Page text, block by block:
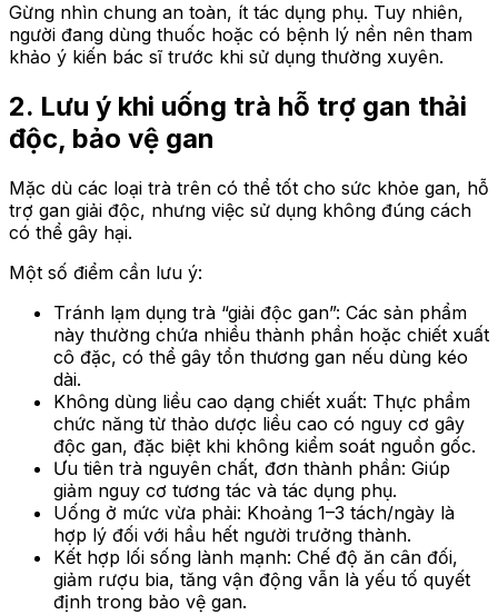
Gừng nhìn chung an toàn, ít tác dụng phụ. Tuy nhiên,
người đang dùng thuốc hoặc có bệnh lý nền nên tham
khảo ý kiến bác sĩ trước khi sử dụng thường xuyên.
2. Lưu ý khi uống trà hỗ trợ gan thải
độc, bảo vệ gan
Mặc dù các loại trà trên có thể tốt cho sức khỏe gan, hỗ
trợ gan giải độc, nhưng việc sử dụng không đúng cách
có thể gây hại.
Một số điểm cần lưu ý:
Tránh lạm dụng trà “giải độc gan”: Các sản phẩm
này thường chứa nhiều thành phần hoặc chiết xuất
cô đặc, có thể gây tổn thương gan nếu dùng kéo
dài.
Không dùng liều cao dạng chiết xuất: Thực phẩm
chức năng từ thảo dược liều cao có nguy cơ gây
độc gan, đặc biệt khi không kiểm soát nguồn gốc.
Ưu tiên trà nguyên chất, đơn thành phần: Giúp
giảm nguy cơ tương tác và tác dụng phụ.
Uống ở mức vừa phải: Khoảng 1–3 tách/ngày là
hợp lý đối với hầu hết người trưởng thành.
Kết hợp lối sống lành mạnh: Chế độ ăn cân đối,
giảm rượu bia, tăng vận động vẫn là yếu tố quyết
định trong bảo vệ gan.